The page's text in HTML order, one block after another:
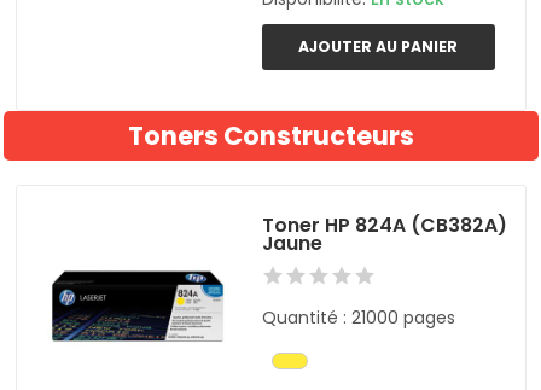
AJOUTER AU PANIER
Toners Constructeurs
Toner HP 824A (CB382A)
Jaune
Quantité : 21000 pages